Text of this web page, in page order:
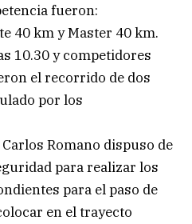
fueron:
40 km y Master 40 km.
10.30 y competidores
el recorrido de dos
por los
Romano dispuso de
para realizar los
para el paso de
en el trayecto